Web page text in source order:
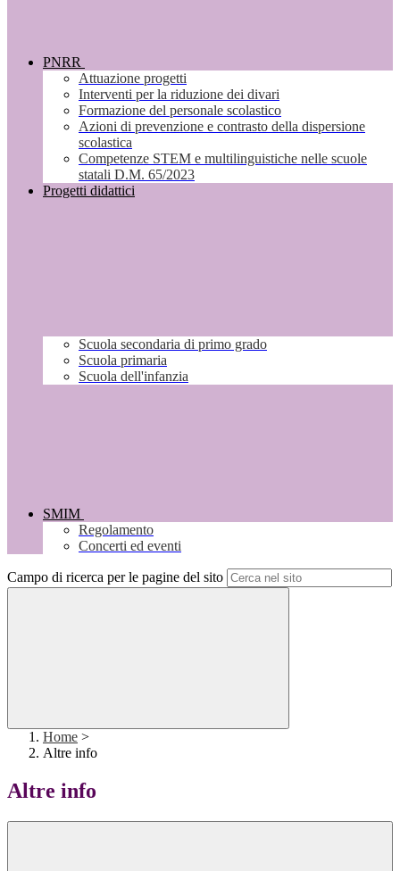
PNRR
Attuazione progetti
Interventi per la riduzione dei divari
Formazione del personale scolastico
Azioni di prevenzione e contrasto della dispersione
scolastica
Competenze STEM e multilinguistiche nelle scuole
statali D.M. 65/2023
Progetti didattici
Scuola secondaria di primo grado
Scuola primaria
Scuola dell'infanzia
SMIM
Regolamento
Concerti ed eventi
Campo di ricerca per le pagine del sito
Home >
Altre info
Altre info